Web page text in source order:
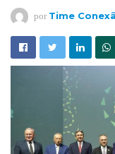
por Time